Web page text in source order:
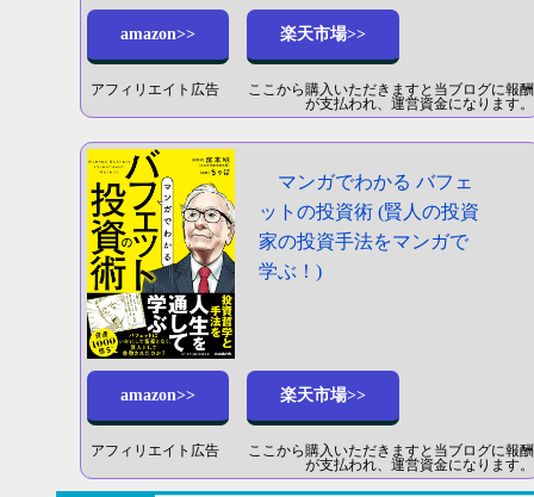
amazon>> 楽天市場>>
アフィリエイト広告 ここから購入いただきますと当ブログに報酬
が支払われ、運営資金になります。
マンガでわかる バフェ
ットの投資術 (賢人の投資
家の投資手法をマンガで
学ぶ！)
amazon>> 楽天市場>>
アフィリエイト広告 ここから購入いただきますと当ブログに報酬
が支払われ、運営資金になります。